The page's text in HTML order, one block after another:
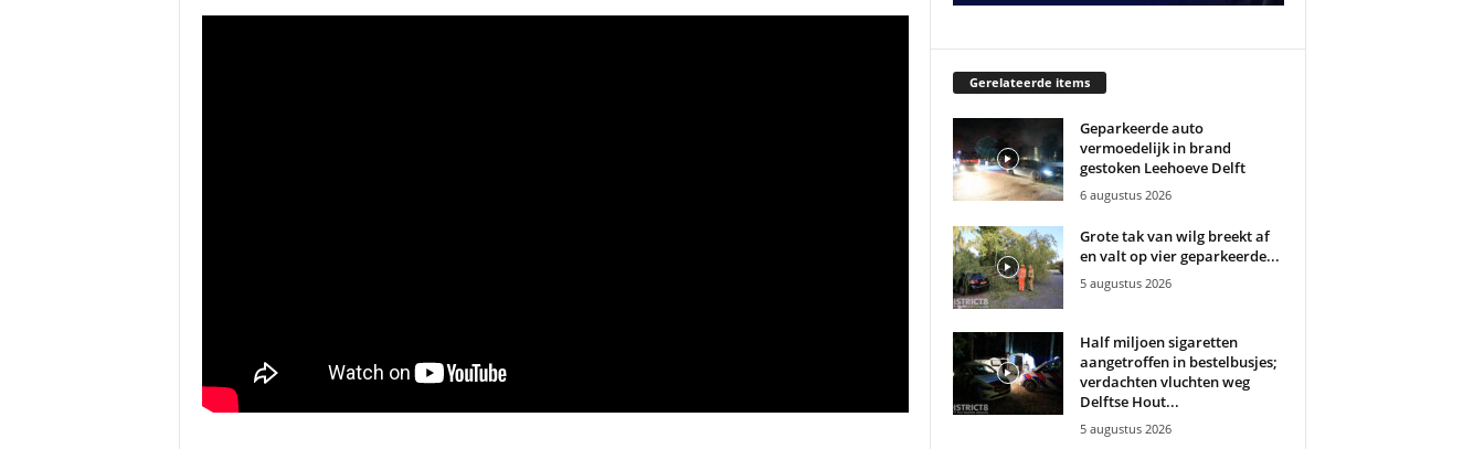
Gerelateerde items
Geparkeerde auto
vermoedelijk in brand
gestoken Leehoeve Delft
6 augustus 2026
Grote tak van wilg breekt af
en valt op vier geparkeerde...
5 augustus 2026
Half miljoen sigaretten
aangetroffen in bestelbusjes;
verdachten vluchten weg
Delftse Hout...
5 augustus 2026